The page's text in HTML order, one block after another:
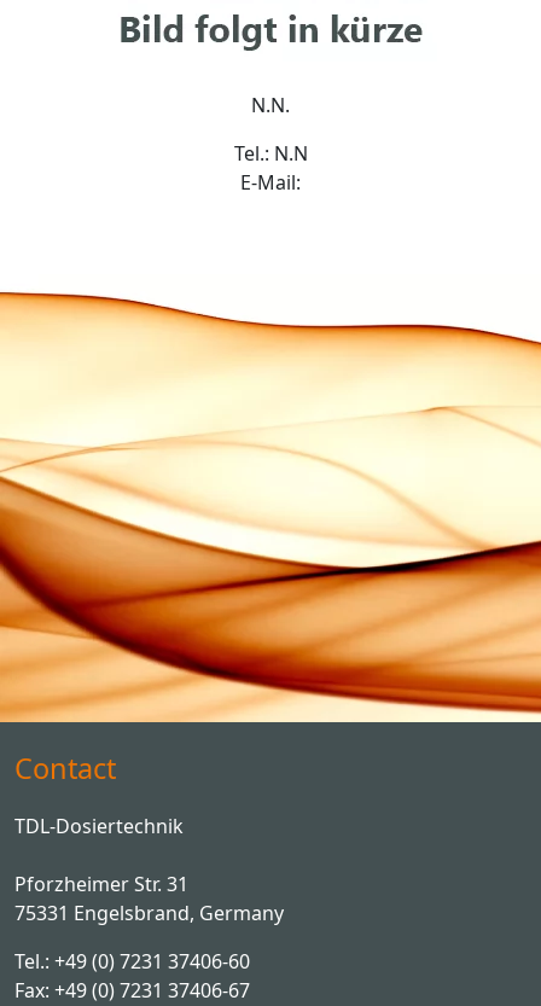
N.N.
Tel.: N.N
E-Mail:
Contact
TDL-Dosiertechnik
Pforzheimer Str. 31
75331 Engelsbrand, Germany
Tel.: +49 (0) 7231 37406-60
Fax: +49 (0) 7231 37406-67